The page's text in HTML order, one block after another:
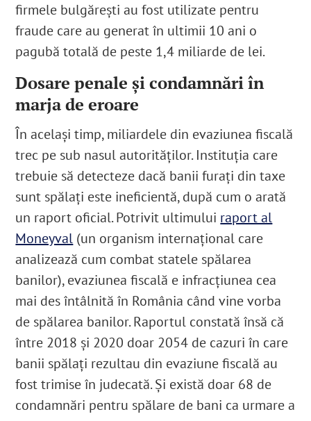
firmele bulgărești au fost utilizate pentru
fraude care au generat în ultimii 10 ani o
pagubă totală de peste 1,4 miliarde de lei.
Dosare penale și condamnări în
marja de eroare
În același timp, miliardele din evaziunea fiscală
trec pe sub nasul autorităților. Instituția care
trebuie să detecteze dacă banii furați din taxe
sunt spălați este ineficientă, după cum o arată
un raport oficial. Potrivit ultimului raport al
Moneyval (un organism internațional care
analizează cum combat statele spălarea
banilor), evaziunea fiscală e infracțiunea cea
mai des întâlnită în România când vine vorba
de spălarea banilor. Raportul constată însă că
între 2018 și 2020 doar 2054 de cazuri în care
banii spălați rezultau din evaziune fiscală au
fost trimise în judecată. Și există doar 68 de
condamnări pentru spălare de bani ca urmare a